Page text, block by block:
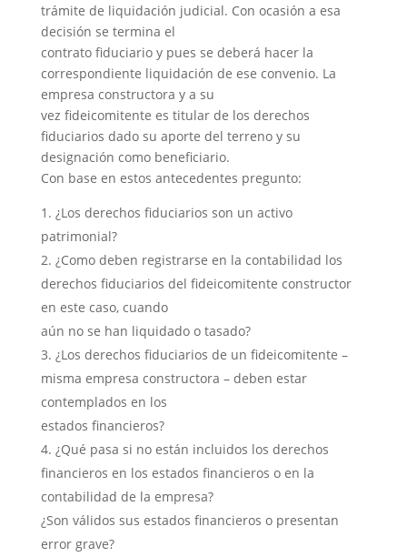
trámite de liquidación judicial. Con ocasión a esa
decisión se termina el
contrato fiduciario y pues se deberá hacer la
correspondiente liquidación de ese convenio. La
empresa constructora y a su
vez fideicomitente es titular de los derechos
fiduciarios dado su aporte del terreno y su
designación como beneficiario.
Con base en estos antecedentes pregunto:
¿Los derechos fiduciarios son un activo
patrimonial?
¿Como deben registrarse en la contabilidad los
derechos fiduciarios del fideicomitente constructor
en este caso, cuando
aún no se han liquidado o tasado?
¿Los derechos fiduciarios de un fideicomitente –
misma empresa constructora – deben estar
contemplados en los
estados financieros?
¿Qué pasa si no están incluidos los derechos
financieros en los estados financieros o en la
contabilidad de la empresa?
¿Son válidos sus estados financieros o presentan
error grave?